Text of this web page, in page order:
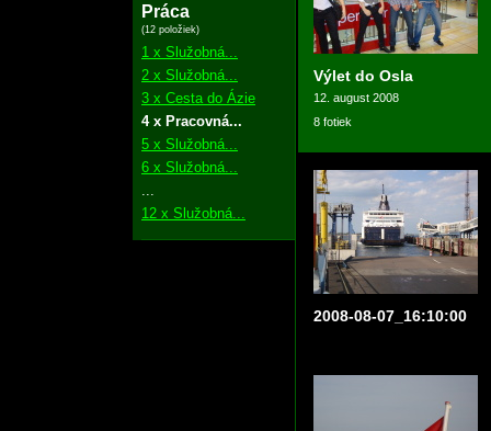
Práca
(12 položiek)
1 x Služobná...
2 x Služobná...
3 x Cesta do Ázie
4 x Pracovná...
5 x Služobná...
6 x Služobná...
12 x Služobná...
Výlet do Osla
12. august 2008
8 fotiek
2008-08-07_16:10:00